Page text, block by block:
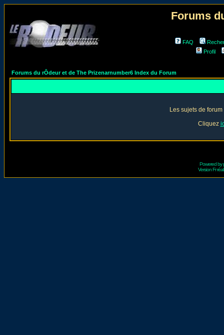
Forums
FAQ
Profil
Forums du rÔdeur et de The Prizenarnumber6 Index du Forum
Les sujets de
Cliquez
Powered by
Version Fr